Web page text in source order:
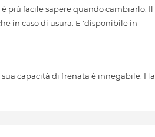
più facile sapere quando cambiarlo. Il
in caso di usura. E 'disponibile in
capacità di frenata è innegabile. Ha